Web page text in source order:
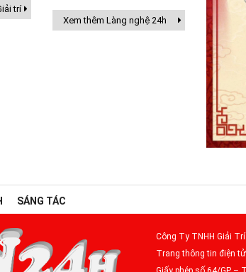
trí
Xem thêm Làng nghệ 24h
SÁNG TÁC
Công Ty TNHH Giải Trí
Trang thông tin điện